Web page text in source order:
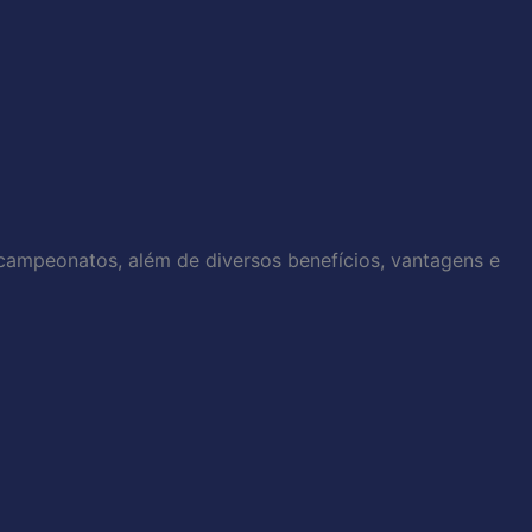
além de diversos benefícios, vantagens e